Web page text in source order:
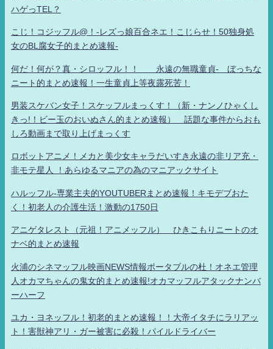
ハゲっTEL？
こじ！コジッフル@！-レズっ娘百合ネエ！こじらせ！50独身処
女のBL腐女子的まとめ速報-
何だ！何が？真・シロッフル！！ 永遠の無職童貞- ぼっちな
ニート的まとめ速報！一生童貞上等夜露死苦！
男装スケバン女子！スケッフルまっくす！（新・ナンノひゃくし
きっ!！ビー玉のおいぬさん的まとめ速報） 話題な事件からおも
しろ動画まで取り上げまっくす
ロボットアニメ！メカと美少女キャラだいすき永遠の非リア充・
非モテ星人 ！あらゆるマニアの為のマニアックサイト
ハルッフル-専業主夫的YOUTUBERまとめ速報！キモデブおた
く！初老人の介護生活！激動の1750日
アニゲタレスト（元祖！アニメッフル） ひきこもりニートのオ
ナベ的まとめ速報
火浦のシネマッフル映画NEWS情報ポータブルの杜！オネエ管理
人オカマちゃんの鬼女的まとめ速報!オカマッフルアタックナンバ
ーハーフ
ユカ・ヨネッフル！初老的まとめ速報！！大帝イタチにラリアッ
ト！害獣神アリ・ガー被害に必殺！パイルドライバー